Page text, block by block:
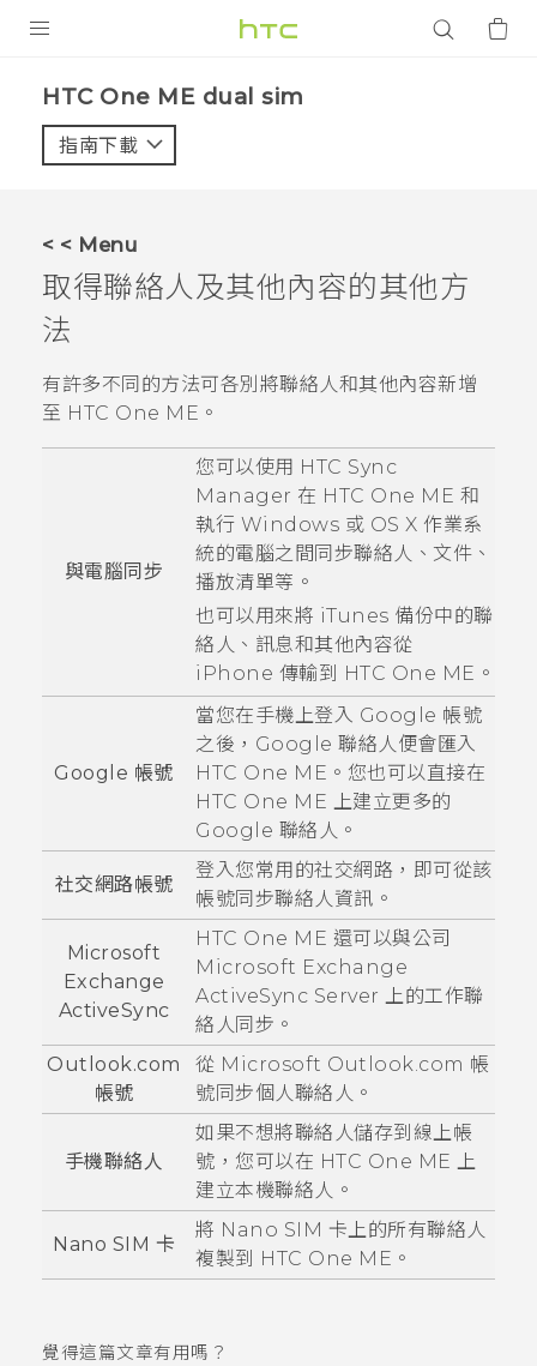
VIVE
VIVERSE
應用程式
支援服務
HTC One ME dual sim‎
指南下載
< < Menu
取得聯絡人及其他內容的其他方
法
有許多不同的方法可各別將聯絡人和其他內容新增
至 HTC One ME 。
與電腦同步
您可以使用 HTC Sync
Manager 在 HTC One ME 和
執行 Windows 或 OS X 作業系
統的電腦之間同步聯絡人、文件、
播放清單等。
也可以用來將 iTunes 備份中的聯
絡人、訊息和其他內容從
iPhone 傳輸到 HTC One ME 。
Google 帳號
當您在手機上登入 Google 帳號
之後， Google 聯絡人便會匯入
HTC One ME 。您也可以直接在
HTC One ME 上建立更多的
Google 聯絡人。
社交網路帳號
登入您常用的社交網路，即可從該
帳號同步聯絡人資訊。
Microsoft
Exchange
ActiveSync
HTC One ME 還可以與公司
Microsoft Exchange
ActiveSync Server 上的工作聯
絡人同步。
Outlook.com
帳號
從 Microsoft Outlook.com 帳
號同步個人聯絡人。
手機聯絡人
如果不想將聯絡人儲存到線上帳
號，您可以在 HTC One ME 上
建立本機聯絡人。
Nano SIM 卡
將 Nano SIM 卡上的所有聯絡人
複製到
HTC One ME 。
覺得這篇文章有用嗎？